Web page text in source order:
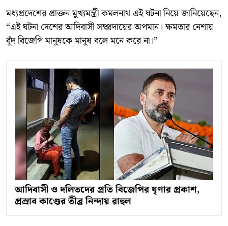
মধ্যপ্রদেশের প্রাক্তন মুখ্যমন্ত্রী কমলনাথ এই ঘটনা নিয়ে জানিয়েছেন,
“এই ঘটনা দেশের আদিবাসী সম্প্রদায়ের অপমান। ক্ষমতার নেশায়
বুঁদ বিজেপি মানুষকে মানুষ বলে মনে করে না।”
আদিবাসী ও দলিতদের প্রতি বিজেপির ঘৃণার প্রকাশ,
প্রস্রাব কাণ্ডের তীব্র নিন্দায় রাহুল